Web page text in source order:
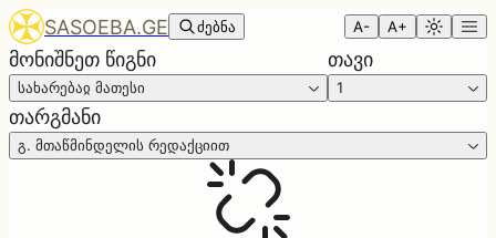
SASOEBA.GE ძებნა A- A+
მონიშნეთ წიგნი
სახარებაჲ მათესი
თავი
1
თარგმანი
გ. მთაწმინდელის რედაქციით